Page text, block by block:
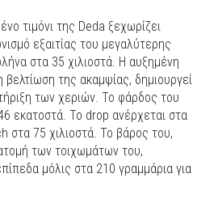
τιμόνι της Deda ξεχωρίζει
εξαιτίας του μεγαλύτερης
στα 35 χιλιοστά. Η αυξημένη
της ακαμψίας, δημιουργεί
των χεριών. Το φάρδος του
εκατοστά. Το drop ανέρχεται στα
στα 75 χιλιοστά. Το βάρος του,
των τοιχωμάτων του,
μόλις στα 210 γραμμάρια για